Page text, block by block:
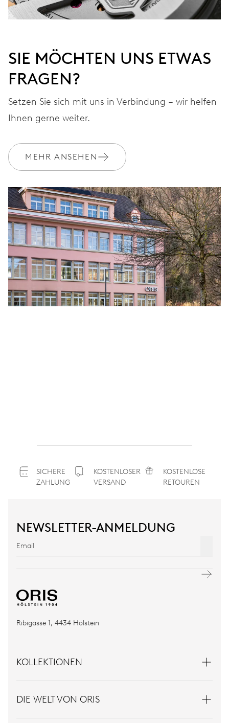
SIE MÖCHTEN UNS ETWAS
FRAGEN?
Setzen Sie sich mit uns in Verbindung – wir helfen
Ihnen gerne weiter.
MEHR ANSEHEN
SICHERE
ZAHLUNG
KOSTENLOSER
VERSAND
KOSTENLOSE
RETOUREN
NEWSLETTER-ANMELDUNG
Ribigasse 1, 4434 Hölstein
KOLLEKTIONEN
DIE WELT VON ORIS